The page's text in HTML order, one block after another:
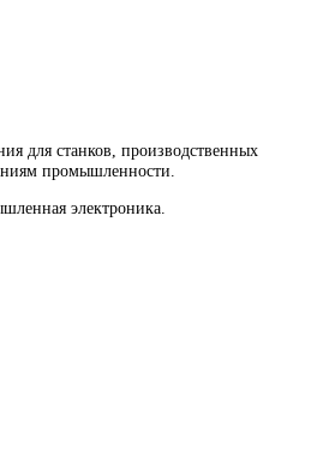
для станков, производственных